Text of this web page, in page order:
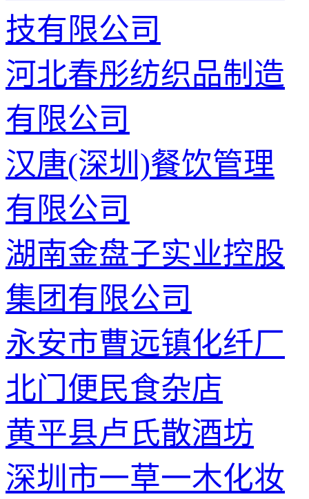
技有限公司
河北春彤纺织品制造
有限公司
汉唐(深圳)餐饮管理
有限公司
湖南金盘子实业控股
集团有限公司
永安市曹远镇化纤厂
北门便民食杂店
黄平县卢氏散酒坊
深圳市一草一木化妆